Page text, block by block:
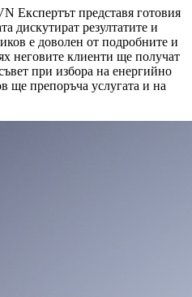
Експертът представя готовия
дискутират резултатите и
е доволен от подробните и
неговите клиенти ще получат
при избора на енергийно
ще препоръча услугата и на